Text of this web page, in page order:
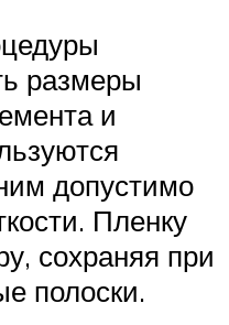
размеры
и
допустимо
Пленку
сохраняя при
полоски.